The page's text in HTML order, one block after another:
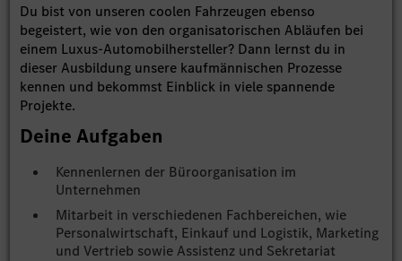
Du bist von unseren coolen Fahrzeugen ebenso
begeistert, wie von den organisatorischen Abläufen bei
einem Luxus-Automobilhersteller? Dann lernst du in
dieser Ausbildung unsere kaufmännischen Prozesse
kennen und bekommst Einblick in viele spannende
Projekte.
Deine Aufgaben
Kennenlernen der Büroorganisation im
Unternehmen
Mitarbeit in verschiedenen Fachbereichen, wie
Personalwirtschaft, Einkauf und Logistik, Marketing
und Vertrieb sowie Assistenz und Sekretariat